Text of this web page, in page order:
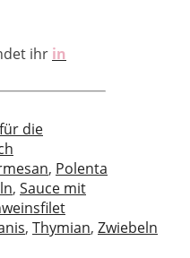
ihr in
die
, Polenta
, Sauce mit
, Thymian, Zwiebeln